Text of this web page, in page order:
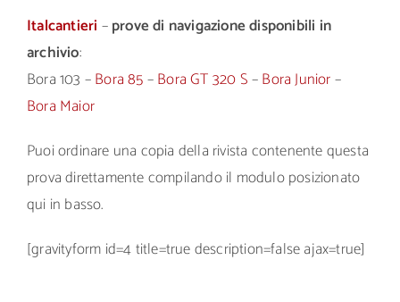
Italcantieri –prove di navigazione disponibili in
archivio:
Bora 103 –Bora 85–Bora GT 320 S–Bora Junior–
Bora Maior
Puoi ordinare una copia della rivista contenente questa
prova direttamente compilando il modulo posizionato
qui in basso.
[gravityform id=4 title=true description=false ajax=true]